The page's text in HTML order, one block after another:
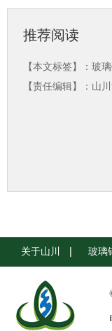
推荐阅读
【本文标签】： 玻
【责任编辑】： 山
关于山川 玻璃